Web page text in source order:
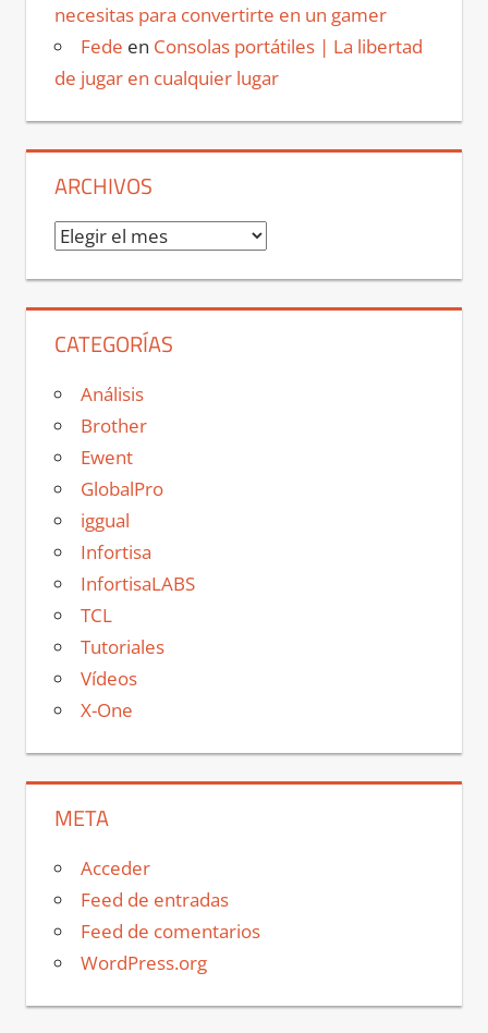
necesitas para convertirte en un gamer
Fede en Consolas portátiles | La libertad
de jugar en cualquier lugar
ARCHIVOS
Archivos
CATEGORÍAS
Análisis
Brother
Ewent
GlobalPro
iggual
Infortisa
InfortisaLABS
TCL
Tutoriales
Vídeos
X-One
META
Acceder
Feed de entradas
Feed de comentarios
WordPress.org